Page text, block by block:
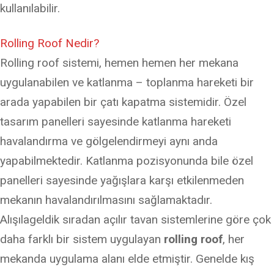
kullanılabilir.
Rolling Roof Nedir?
Rolling roof sistemi, hemen hemen her mekana
uygulanabilen ve katlanma – toplanma hareketi bir
arada yapabilen bir çatı kapatma sistemidir. Özel
tasarım panelleri sayesinde katlanma hareketi
havalandırma ve gölgelendirmeyi aynı anda
yapabilmektedir. Katlanma pozisyonunda bile özel
panelleri sayesinde yağışlara karşı etkilenmeden
mekanın havalandırılmasını sağlamaktadır.
Alışılageldik sıradan açılır tavan sistemlerine göre çok
daha farklı bir sistem uygulayan rolling roof, her
mekanda uygulama alanı elde etmiştir. Genelde kış